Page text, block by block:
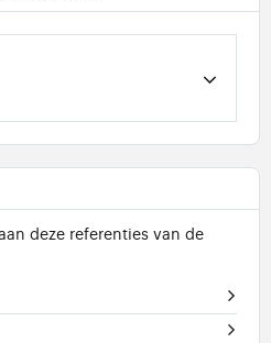
deze referenties van de